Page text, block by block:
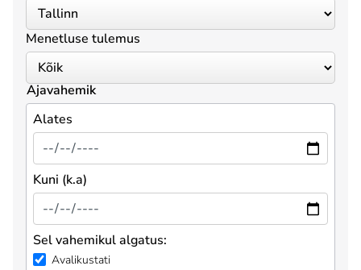
Menetluse tulemus
Ajavahemik
Alates
Kuni (k.a)
Sel vahemikul algatus:
Avalikustati